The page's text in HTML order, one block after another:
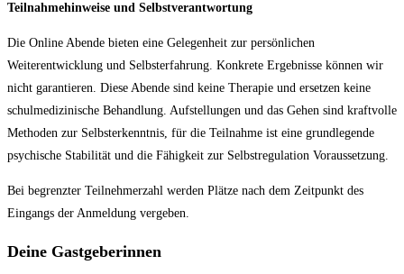
Teilnahmehinweise und Selbstverantwortung
Die Online Abende bieten eine Gelegenheit zur persönlichen
Weiterentwicklung und Selbsterfahrung. Konkrete Ergebnisse können wir
nicht garantieren. Diese Abende sind keine Therapie und ersetzen keine
schulmedizinische Behandlung. Aufstellungen und das Gehen sind kraftvolle
Methoden zur Selbsterkenntnis, für die Teilnahme ist eine grundlegende
psychische Stabilität und die Fähigkeit zur Selbstregulation Voraussetzung.
Bei begrenzter Teilnehmerzahl werden Plätze nach dem Zeitpunkt des
Eingangs der Anmeldung vergeben.
Deine Gastgeberinnen